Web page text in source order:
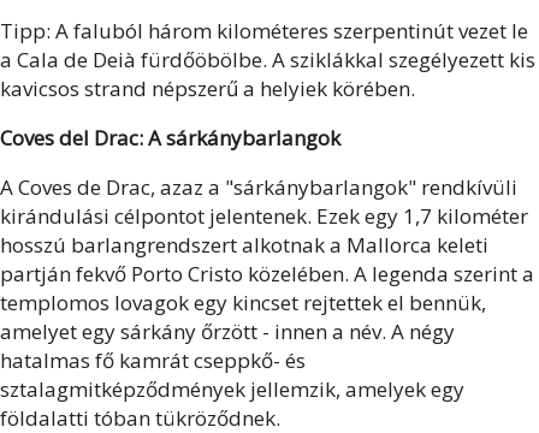
Tipp: A faluból három kilométeres szerpentinút vezet le
a Cala de Deià fürdőöbölbe. A sziklákkal szegélyezett kis
kavicsos strand népszerű a helyiek körében.
Coves del Drac: A sárkánybarlangok
A Coves de Drac, azaz a "sárkánybarlangok" rendkívüli
kirándulási célpontot jelentenek. Ezek egy 1,7 kilométer
hosszú barlangrendszert alkotnak a Mallorca keleti
partján fekvő Porto Cristo közelében. A legenda szerint a
templomos lovagok egy kincset rejtettek el bennük,
amelyet egy sárkány őrzött - innen a név. A négy
hatalmas fő kamrát cseppkő- és
sztalagmitképződmények jellemzik, amelyek egy
földalatti tóban tükröződnek.